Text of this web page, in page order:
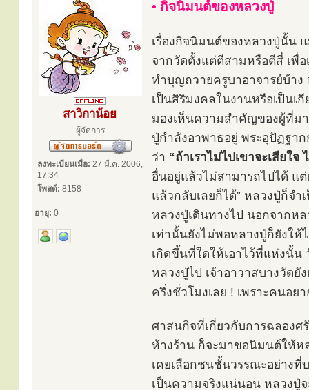
สาวิกาน้อย
ผู้จัดการ
ลงทะเบียนเมื่อ: 27 มี.ค. 2006,
17:34
โพสต์: 8158
อายุ: 0
• กิจนิมนต์ของหลวงปู่
เรื่องกิจนิมนต์ของหลวงปู่นั้น
จากวัดตั้งแต่ตีสามหรือตีสี่ เพื่
ทำบุญถวายครูบาอาจารย์บ้าง
เป็นสิริมงคลในงานหรือเป็นเ
มองเห็นความสำคัญของผู้ที่ม
ปู่กำลังอาพาธอยู่ พระอุปัฏฐาก
ว่า “ถ้าเราไม่ไปเขาจะเสียใจ
อื่นอยู่แล้วไม่สามารถไปได้ แ
แล้วกลับเลยก็ได้” หลวงปู่ก็จำ
หลวงปู่เดินทางไป นอกจากห
เท่านั้นยังไม่พอหลวงปู่ก็ยังใ
เกิดขึ้นที่ใดให้เอาไว้ที่แห่งนั้
หลวงปู่ไป เจ้าอาวาสบางวัด
ครึ่งชั่วโมงเลย ! เพราะคนอ
ศาสนกิจที่เกี่ยวกับการฉลอง
ห้างร้าน ก็จะมาขอนิมนต์ให้ห
เคยเลือกชนชั้นวรรณะอย่าง
เป็นความจริงแน่นอน หลวงปู่